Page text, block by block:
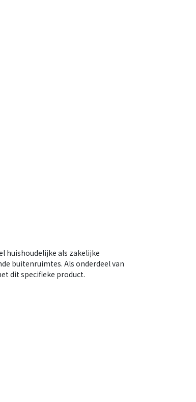
huishoudelijke als zakelijke
buitenruimtes. Als onderdeel van
dit specifieke product.